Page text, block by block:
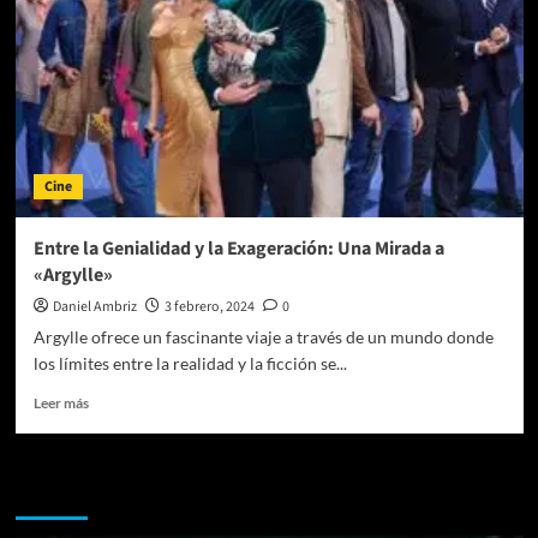
Cine
Entre la Genialidad y la Exageración: Una Mirada a
«Argylle»
Daniel Ambriz 3 febrero, 2024
0
Argylle ofrece un fascinante viaje a través de un mundo donde
los límites entre la realidad y la ficción se...
Leer másLeer
Genialidad